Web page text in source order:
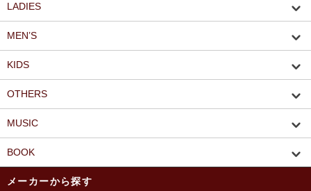
LADIES
MEN’S
KIDS
OTHERS
MUSIC
BOOK
メーカーから探す